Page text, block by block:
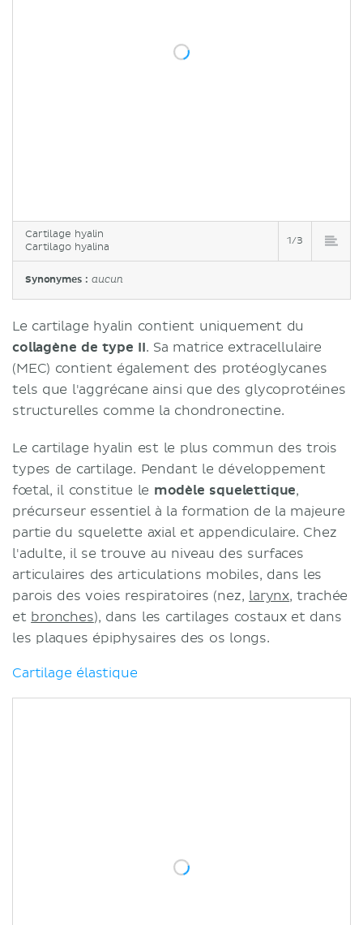
Cartilage hyalin
Cartilago hyalina
1/3
Synonymes :aucun
Le cartilage hyalin contient uniquement du
collagène de type II. Sa matrice extracellulaire
(MEC) contient également des protéoglycanes
tels que l'aggrécane ainsi que des glycoprotéines
structurelles comme la chondronectine.
Le cartilage hyalin est le plus commun des trois
types de cartilage. Pendant le développement
fœtal, il constitue le modèle squelettique,
précurseur essentiel à la formation de la majeure
partie du squelette axial et appendiculaire. Chez
l'adulte, il se trouve au niveau des surfaces
articulaires des articulations mobiles, dans les
parois des voies respiratoires (nez, larynx, trachée
et bronches), dans les cartilages costaux et dans
les plaques épiphysaires des os longs.
Cartilage élastique